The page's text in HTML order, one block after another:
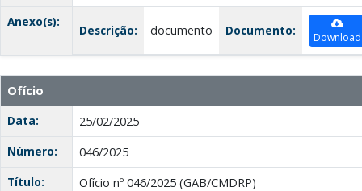
Anexo(s):
Descrição: documento Documento: Download
Ofício
Data:
25/02/2025
Número:
046/2025
Título:
Ofício nº 046/2025 (GAB/CMDRP)